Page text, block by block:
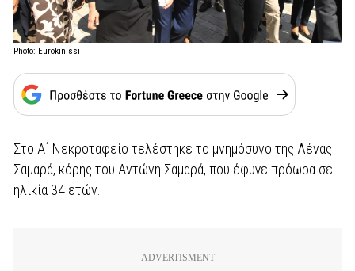
Photo: Eurokinissi
Στο Α΄ Νεκροταφείο τελέστηκε το μνημόσυνο της Λένας
Σαμαρά, κόρης του Αντώνη Σαμαρά, που έφυγε πρόωρα σε
ηλικία 34 ετών.